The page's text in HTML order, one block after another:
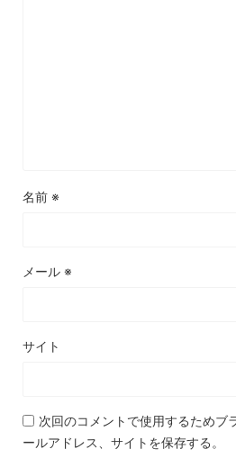
名前 ※
メール ※
サイト
次回のコメントで使用するためブ
ールアドレス、サイトを保存する。